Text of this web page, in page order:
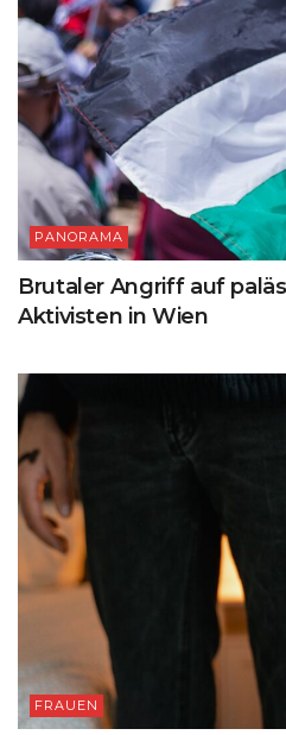
PANORAMA
Brutaler Angriff auf
Aktivisten in Wien
FRAUEN